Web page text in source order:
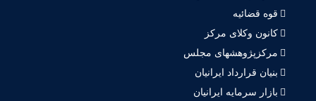
قوه قضائیه
کانون وکلای مرکز
مرکزپژوهشهای مجلس
بنیان قرارداد ایرانیان
بازار سرمایه ایرانیان